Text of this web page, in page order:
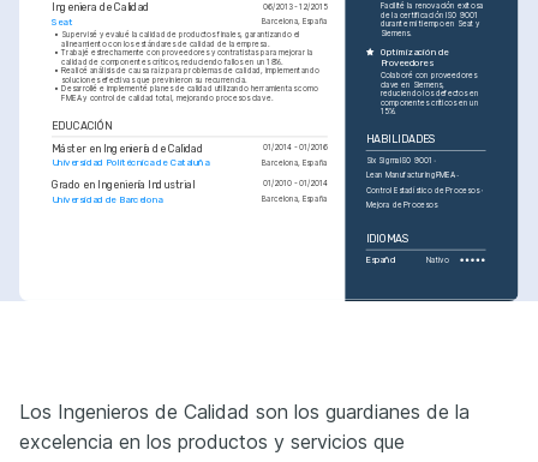
Ingeniera de Calidad 06/2013 - 12/2015
Seat Barcelona, España
• Supervisé y evalué la calidad de productos finales, garantizando el
alineamiento con los estándares de calidad de la empresa.
• Trabajé estrechamente con proveedores y contratistas para mejorar la
calidad de componentes críticos, reduciendo fallos en un 18%.
• Realicé análisis de causa raíz para problemas de calidad, implementando
soluciones efectivas que previnieron su recurrencia.
• Desarrollé e implementé planes de calidad utilizando herramientas como
FMEA y control de calidad total, mejorando procesos clave.
EDUCACIÓN
Máster en Ingeniería de Calidad 01/2014 - 01/2016
Universidad Politécnica de Cataluña Barcelona, España
Grado en Ingeniería Industrial 01/2010 - 01/2014
Universidad de Barcelona Barcelona, España
Facilité la renovación exitosa
de la certificación ISO 9001
durante mi tiempo en Seat y
Siemens.
Optimización de
Proveedores
Colaboré con proveedores
clave en Siemens,
reduciendo los defectos en
componentes críticos en un
15%.
HABILIDADES
Six SigmaISO 9001
Lean ManufacturingFMEA
Control Estadístico de Procesos
Mejora de Procesos
IDIOMAS
Español Nativo
Lectura
sobre gestión de calidad y mejora
continua.
Six Sigma Green Belt
Certificación Green Belt en Six
Control Estadístico de
Los Ingenieros de Calidad son los guardianes de la
excelencia en los productos y servicios que